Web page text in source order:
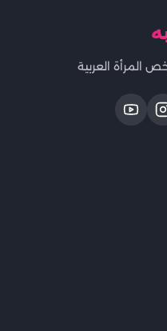
المرأة العربية